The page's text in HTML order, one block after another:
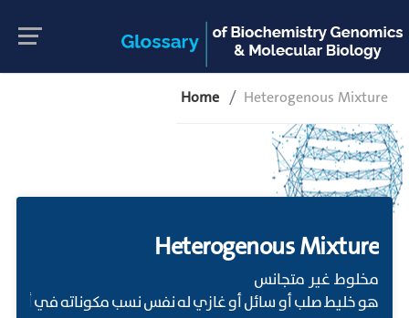
Home Heterogenous Mixture
Heterogenous Mixture
مخلوط غير متجانس
هو خليط صلب أو سائل أو غازي له نفس نسب مكوناته في أي